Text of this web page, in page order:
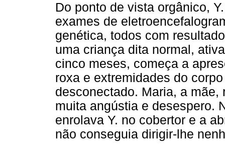
Do ponto de vista orgânico,
exames de
genética, todos com
uma criança dita normal,
cinco meses, começa a
roxa e extremidades do
desconectado. Maria, a
muita angústia e desespero.
enrolava Y. no cobertor e a
não conseguia dirigir-lhe